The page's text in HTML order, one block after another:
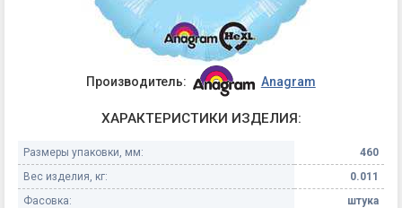
Производитель: Anagram
ХАРАКТЕРИСТИКИ ИЗДЕЛИЯ:
Размеры упаковки, мм:
460
Вес изделия, кг:
0.011
Фасовка:
штука